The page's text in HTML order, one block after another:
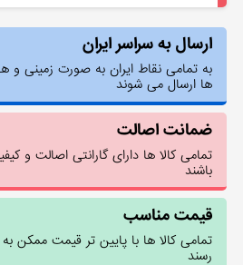
ارسال به سراسر ایران
به تمامی نقاط ایران به صورت زمینی و
ها ارسال می شوند
ضمانت اصالت
تمامی کالا ها دارای گارانتی اصالت و
باشند
قیمت مناسب
تمامی کالا ها با پایین تر قیمت ممکن
رسند